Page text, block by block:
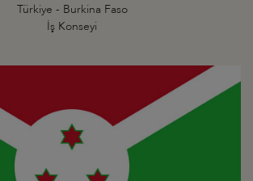
Türkiye - Burkina Faso
İş Konseyi